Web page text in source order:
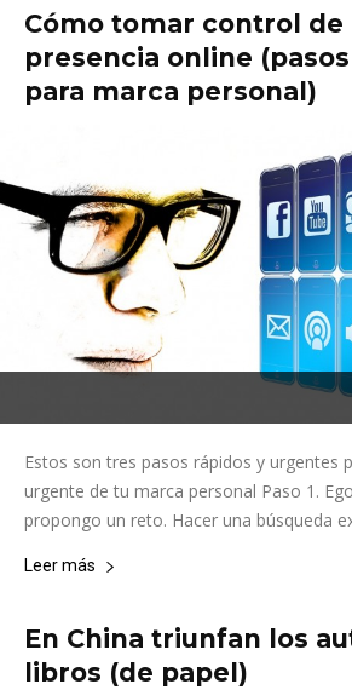
Cómo tomar control de
presencia online
para marca personal)
Estos son tres pasos rápidos y urgentes
urgente de tu marca personal Paso 1.
propongo un reto. Hacer una búsqueda
Leer más
En China triunfan los
libros (de papel)